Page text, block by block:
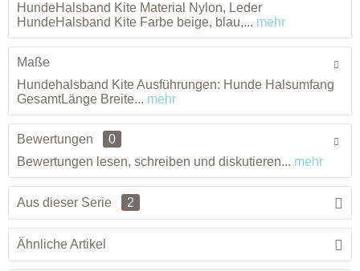
HundeHalsband Kite Material Nylon, Leder
HundeHalsband Kite Farbe beige, blau,... mehr
Maße
Hundehalsband Kite Ausführungen: Hunde Halsumfang
GesamtLänge Breite... mehr
Bewertungen
0
Bewertungen lesen, schreiben und diskutieren... mehr
Aus dieser Serie 2
Ähnliche Artikel